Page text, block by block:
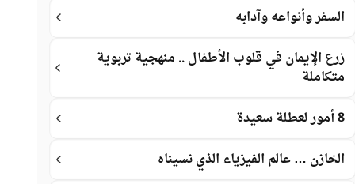
السفر وأنواعه وآدابه
زرع الإيمان في قلوب الأطفال .. منهجية تربوية
متكاملة
8 أمور لعطلة سعيدة
الخازن … عالم الفيزياء الذي نسيناه